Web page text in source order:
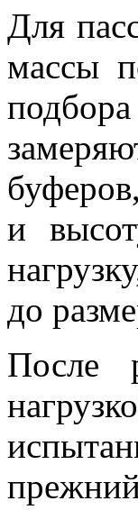
Для
массы
и
до
После